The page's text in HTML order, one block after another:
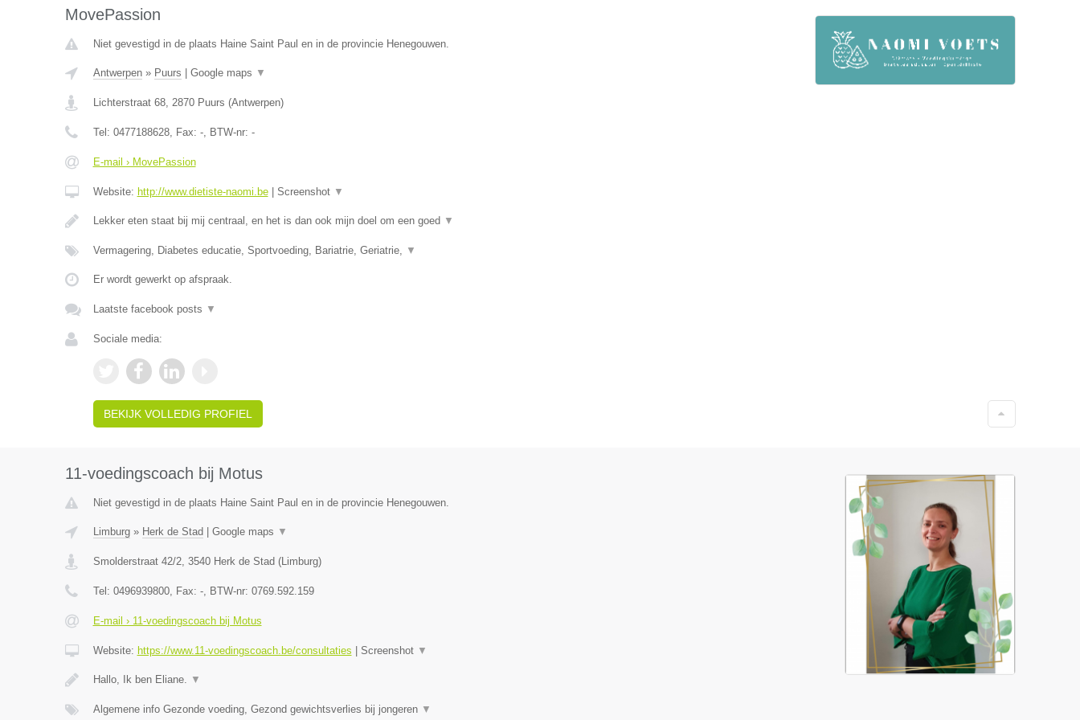
MovePassion
Niet gevestigd in de plaats Haine Saint Paul en in de provincie Henegouwen.
Antwerpen» Puurs Google maps ▼
Lichterstraat 68, 2870 Puurs (Antwerpen)
Tel: 0477188628, Fax: -, BTW-nr: -
E-mail › MovePassion
Website: http://www.dietiste-naomi.be| Screenshot ▼
Lekker eten staat bij mij centraal, en het is dan ook mijn doel om een goed ▼
Vermagering, Diabetes educatie, Sportvoeding, Bariatrie, Geriatrie, ▼
Er wordt gewerkt op afspraak.
Laatste facebook posts ▼
Sociale media:
BEKIJK VOLLEDIG PROFIEL
11-voedingscoach bij Motus
Niet gevestigd in de plaats Haine Saint Paul en in de provincie Henegouwen.
Limburg» Herk de Stad Google maps ▼
Smolderstraat 42/2, 3540 Herk de Stad (Limburg)
Tel: 0496939800, Fax: -, BTW-nr: 0769.592.159
E-mail › 11-voedingscoach bij Motus
Website: https://www.11-voedingscoach.be/consultaties Screenshot ▼
Hallo, Ik ben Eliane. ▼
Algemene info Gezonde voeding, Gezond gewichtsverlies bij jongeren ▼